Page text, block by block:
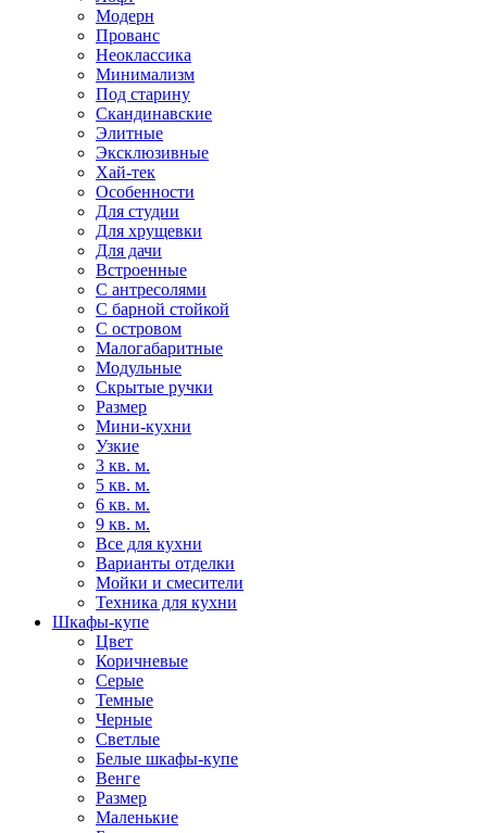
Модерн
Прованс
Неоклассика
Минимализм
Под старину
Скандинавские
Элитные
Эксклюзивные
Хай-тек
Особенности
Для студии
Для хрущевки
Для дачи
Встроенные
С антресолями
С барной стойкой
С островом
Малогабаритные
Модульные
Скрытые ручки
Размер
Мини-кухни
Узкие
3 кв. м.
5 кв. м.
6 кв. м.
9 кв. м.
Все для кухни
Варианты отделки
Мойки и смесители
Техника для кухни
Шкафы-купе
Цвет
Коричневые
Серые
Темные
Черные
Светлые
Белые шкафы-купе
Венге
Размер
Маленькие